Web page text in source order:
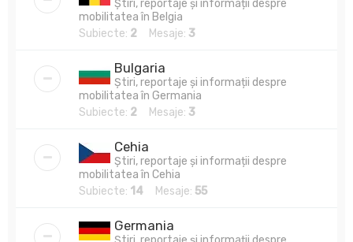
Știri, reportaje și informații despre
mobilitatea în Belgia
Subiecte: 2 Mesaje: 3
Bulgaria
Știri, reportaje și informații despre
mobilitatea în Germania
Subiecte: 2 Mesaje: 3
Cehia
Știri, reportaje și informații despre
mobilitatea în Cehia
Subiecte: 14 Mesaje: 55
Germania